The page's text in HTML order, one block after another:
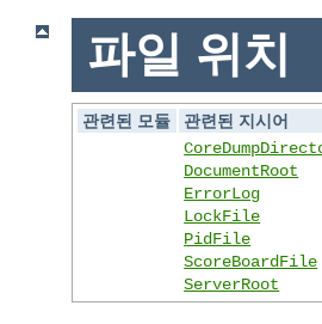
파일 위치
관련된 모듈
관련된 지시어
DocumentRoot
ErrorLog
LockFile
PidFile
ScoreBoardFile
ServerRoot